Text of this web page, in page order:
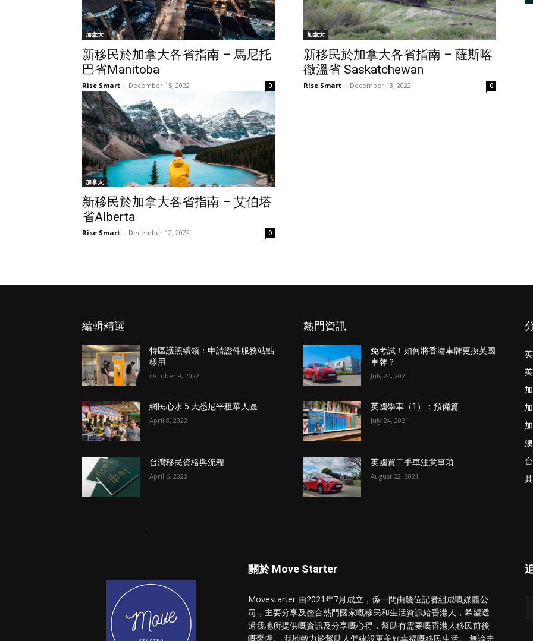
加拿大
新移民於加拿大各省指南 – 馬尼托
巴省Manitoba
Rise Smart - December 15, 2022 0
加拿大
新移民於加拿大各省指南 – 薩斯喀
徹溫省 Saskatchewan
Rise Smart - December 13, 2022 0
加拿大
新移民於加拿大各省指南 – 艾伯塔
省Alberta
Rise Smart - December 12, 2022 0
編輯精選
特區護照續領：申請證件服務站點
樣用
October 9, 2022
網民心水 5 大悉尼平租華人區
April 8, 2022
台灣移民資格與流程
April 6, 2022
熱門資訊
免考試！如何將香港車牌更換英國
車牌？
July 24, 2021
英國學車（1）：預備篇
July 24, 2021
英國買二手車注意事項
August 22, 2021
關於 Move Starter
Movestarter 由2021年7月成立，係一間由幾位記者組成嘅媒體公
司，主要分享及整合熱門國家嘅移民和生活資訊給香港人，希望透
過我地所提供嘅資訊及分享嘅心得，幫助有需要嘅香港人移民前後
嘅憂慮。 我地致力於幫助人們建設更美好幸福嘅移民生活。 無論走